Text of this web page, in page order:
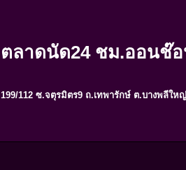
ตลาดนัด24 ชม.ออนช๊
199/112 ซ.จตุรมิตร9 ถ.เทพารักษ์ ต.บางพลีให